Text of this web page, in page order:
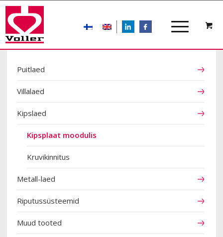
LIn
TOOTEKATEGOORIAD
Puitlaed
Villalaed
Kipslaed
Kipsplaat moodulis
Kruvikinnitus
Metall-laed
Riputussüsteemid
Muud tooted